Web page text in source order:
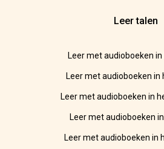
Leer talen
Leer met audioboeken in
Leer met audioboeken in
Leer met audioboeken in
Leer met audioboeken
Leer met audioboeken in